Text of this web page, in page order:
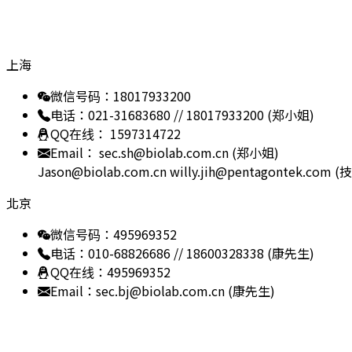
上海
微信号码：18017933200
电话：021-31683680 // 18017933200 (郑小姐)
QQ在线： 1597314722
Email： sec.sh@biolab.com.cn (郑小姐)
Jason@biolab.com.cnwilly.jih@pentagontek.com (
北京
微信号码：495969352
电话：010-68826686 // 18600328338 (康先生)
QQ在线：495969352
Email：sec.bj@biolab.com.cn (康先生)